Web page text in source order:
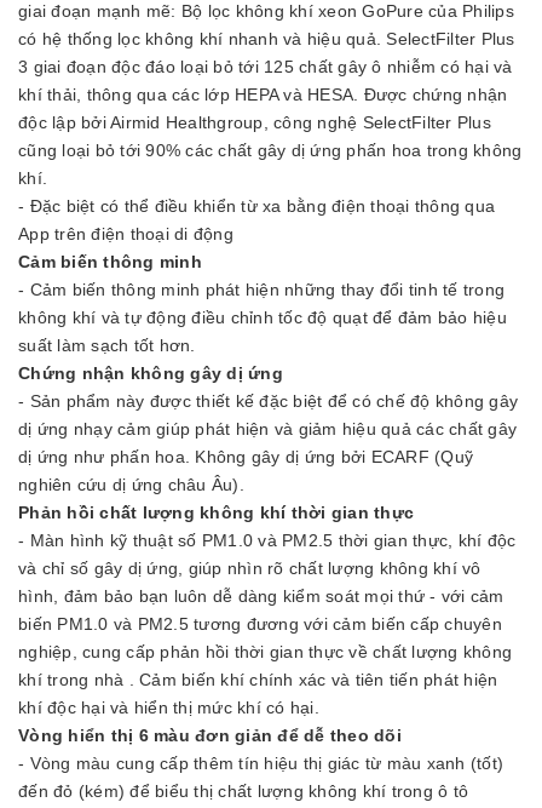
giai đoạn mạnh mẽ: Bộ lọc không khí xeon GoPure của Philips
có hệ thống lọc không khí nhanh và hiệu quả. SelectFilter Plus
3 giai đoạn độc đáo loại bỏ tới 125 chất gây ô nhiễm có hại và
khí thải, thông qua các lớp HEPA và HESA. Được chứng nhận
độc lập bởi Airmid Healthgroup, công nghệ SelectFilter Plus
cũng loại bỏ tới 90% các chất gây dị ứng phấn hoa trong không
khí.
- Đặc biệt có thể điều khiển từ xa bằng điện thoại thông qua
App trên điện thoại di động
Cảm biến thông minh
- Cảm biến thông minh phát hiện những thay đổi tinh tế trong
không khí và tự động điều chỉnh tốc độ quạt để đảm bảo hiệu
suất làm sạch tốt hơn.
Chứng nhận không gây dị ứng
- Sản phẩm này được thiết kế đặc biệt để có chế độ không gây
dị ứng nhạy cảm giúp phát hiện và giảm hiệu quả các chất gây
dị ứng như phấn hoa. Không gây dị ứng bởi ECARF (Quỹ
nghiên cứu dị ứng châu Âu).
Phản hồi chất lượng không khí thời gian thực
- Màn hình kỹ thuật số PM1.0 và PM2.5 thời gian thực, khí độc
và chỉ số gây dị ứng, giúp nhìn rõ chất lượng không khí vô
hình, đảm bảo bạn luôn dễ dàng kiểm soát mọi thứ - với cảm
biến PM1.0 và PM2.5 tương đương với cảm biến cấp chuyên
nghiệp, cung cấp phản hồi thời gian thực về chất lượng không
khí trong nhà . Cảm biến khí chính xác và tiên tiến phát hiện
khí độc hại và hiển thị mức khí có hại.
Vòng hiển thị 6 màu đơn giản để dễ theo dõi
- Vòng màu cung cấp thêm tín hiệu thị giác từ màu xanh (tốt)
đến đỏ (kém) để biểu thị chất lượng không khí trong ô tô